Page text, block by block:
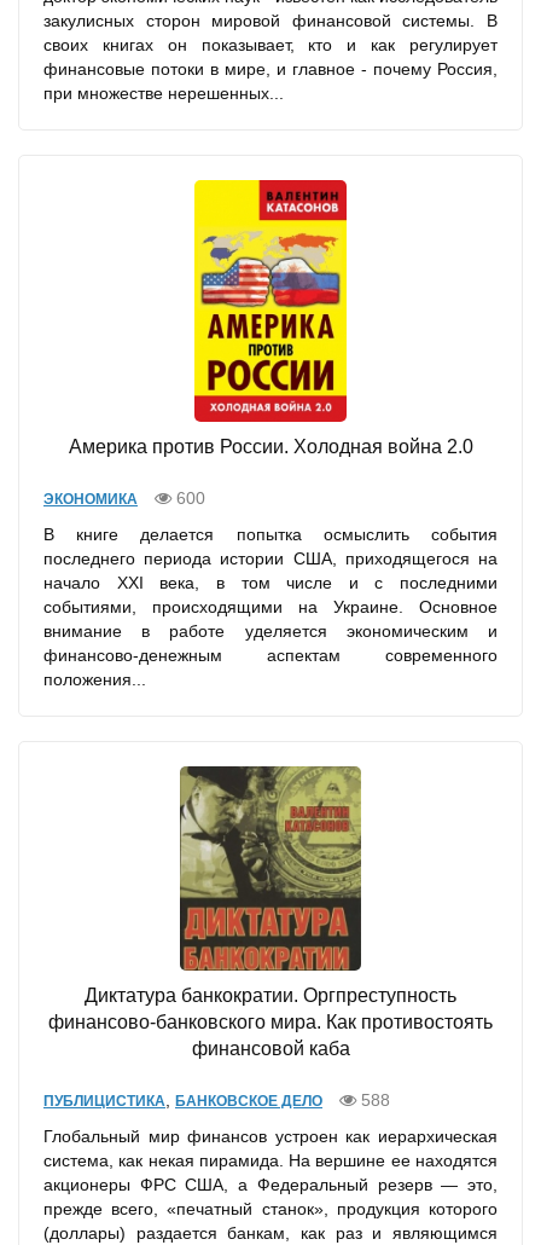
закулисных сторон мировой финансовой системы. В
своих книгах он показывает, кто и как регулирует
финансовые потоки в мире, и главное - почему Россия,
при множестве нерешенных...
Америка против России. Холодная война 2.0
ЭКОНОМИКА
600
В книге делается попытка осмыслить события
последнего периода истории США, приходящегося на
начало XXI века, в том числе и с последними
событиями, происходящими на Украине. Основное
внимание в работе уделяется экономическим и
финансово-денежным аспектам современного
положения...
Диктатура банкократии. Оргпреступность
финансово-банковского мира. Как противостоять
финансовой каба
ПУБЛИЦИСТИКА БАНКОВСКОЕ ДЕЛО
588
Глобальный мир финансов устроен как иерархическая
система, как некая пирамида. На вершине ее находятся
акционеры ФРС США, а Федеральный резерв — это,
прежде всего, «печатный станок», продукция которого
(доллары) раздается банкам, как раз и являющимся